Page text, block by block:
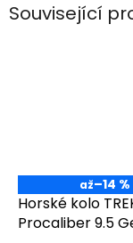
Související
až–14 %
Horské kolo
Procaliber 9.5